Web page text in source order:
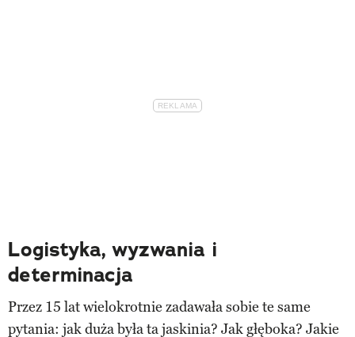
Logistyka, wyzwania i
determinacja
Przez 15 lat wielokrotnie zadawała sobie te same
pytania: jak duża była ta jaskinia? Jak głęboka? Jakie